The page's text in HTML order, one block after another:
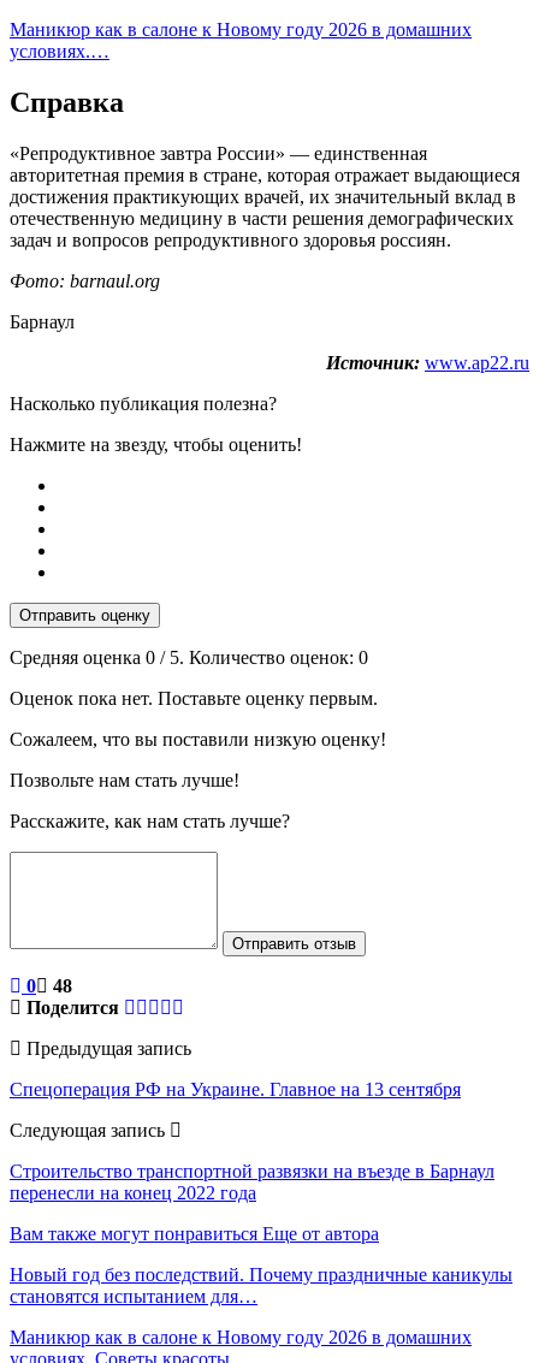
Маникюр как в салоне к Новому году 2026 в домашних
условиях.…
Справка
«Репродуктивное завтра России» — единственная
авторитетная премия в стране, которая отражает выдающиеся
достижения практикующих врачей, их значительный вклад в
отечественную медицину в части решения демографических
задач и вопросов репродуктивного здоровья россиян.
Фото: barnaul.org
Барнаул
Источник: www.ap22.ru
Насколько публикация полезна?
Нажмите на звезду, чтобы оценить!
Отправить оценку
Средняя оценка 0 / 5. Количество оценок: 0
Оценок пока нет. Поставьте оценку первым.
Сожалеем, что вы поставили низкую оценку!
Позвольте нам стать лучше!
Расскажите, как нам стать лучше?
Отправить отзыв
0
48
Поделится
Предыдущая запись
Спецоперация РФ на Украине. Главное на 13 сентября
Следующая запись
Строительство транспортной развязки на въезде в Барнаул
перенесли на конец 2022 года
Вам также могут понравиться Еще от автора
Новый год без последствий. Почему праздничные каникулы
становятся испытанием для…
Маникюр как в салоне к Новому году 2026 в домашних
условиях. Советы красоты